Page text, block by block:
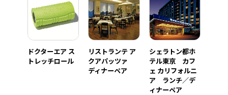
ドクターエア ス
トレッチロール
リストランテ ア
クアパッツァ
ディナーペア
シェラトン都ホ
テル東京 カフ
ェ カリフォルニ
ア ランチ／デ
ィナーペア